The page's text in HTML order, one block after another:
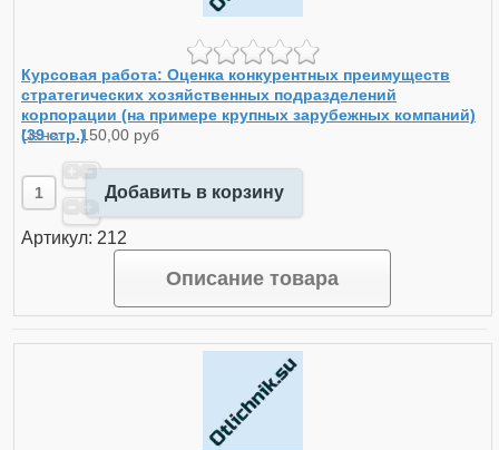
Курсовая работа: Оценка конкурентных преимуществ
стратегических хозяйственных подразделений
корпорации (на примере крупных зарубежных компаний)
(39 стр.)
Цена: 150,00 руб
Добавить в корзину
Артикул: 212
Описание товара